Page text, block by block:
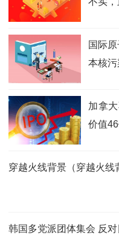
国际
本核污
加拿
价值
穿越火线背景（穿越火线
韩国多党派团体集会 反